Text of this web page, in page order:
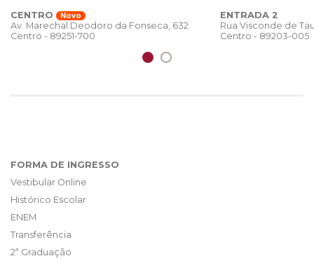
CENTRO
Novo
Av. Marechal Deodoro da Fonseca, 632
Centro - 89251-700
ENTRADA 2
Rua Visconde de
Centro - 89203-005
FORMA DE INGRESSO
Vestibular Online
Histórico Escolar
ENEM
Transferência
2ª Graduação